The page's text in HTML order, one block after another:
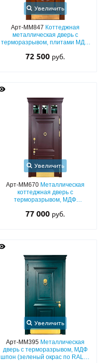
Увеличить
Арт-ММ847 Коттеджная
металлическая дверь с
терморазрывом, плитами МДФ
арочной фрамугой, кнокером и
72 500 руб.
Увеличить
Арт-ММ670 Металлическая
коттеджная дверь с
терморазрывом, МДФ
багетным раскладом,
77 000 руб.
Увеличить
Арт-ММ395 Металлическая
дверь с терморазрывом, МДФ
шпон (зеленый окрас по RAL) с